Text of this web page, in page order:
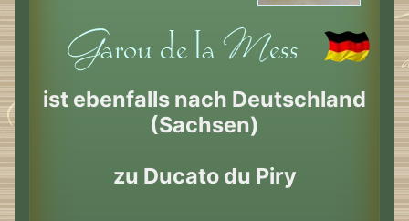
ist ebenfalls nach Deutschland
(Sachsen)
zu Ducato du Piry